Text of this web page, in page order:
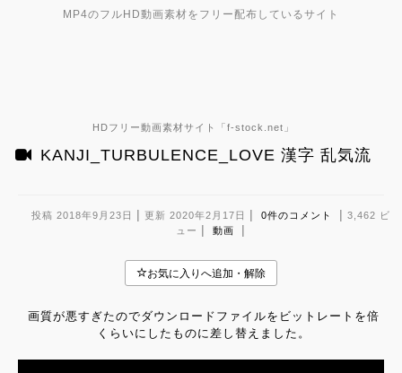
MP4のフルHD動画素材をフリー配布しているサイト
HDフリー動画素材サイト「f-stock.net 」
KANJI_TURBULENCE_LOVE 漢字 乱気流
投稿 2018年9月23日 | 更新 2020年2月17日 | 0件のコメント | 3,462 ビ
ュー | 動画 |
画質が悪すぎたのでダウンロードファイルをビットレートを倍
くらいにしたものに差し替えました。